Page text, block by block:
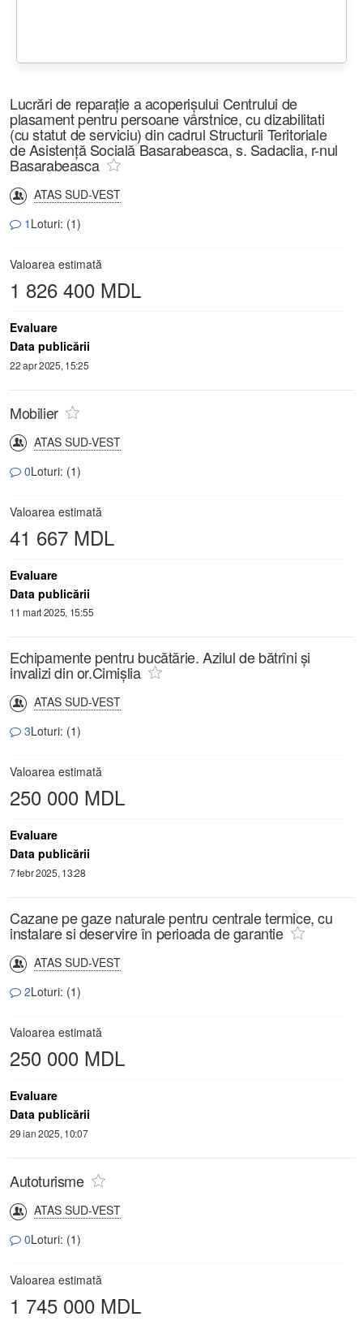
Lucrări de reparație a acoperișului Centrului de
plasament pentru persoane vârstnice, cu dizabilitati
(cu statut de serviciu) din cadrul Structurii Teritoriale
de Asistență Socială Basarabeasca, s. Sadaclia, r-nul
Basarabeasca
ATAS SUD-VEST
1 Loturi: (1)
Valoarea estimată
1 826 400 MDL
Evaluare
Data publicării
22 apr 2025, 15:25
Mobilier
ATAS SUD-VEST
0Loturi: (1)
Valoarea estimată
41 667 MDL
Evaluare
Data publicării
11 mart 2025, 15:55
Echipamente pentru bucătărie. Azilul de bătrîni și
invalizi din or.Cimișlia
ATAS SUD-VEST
3Loturi: (1)
Valoarea estimată
250 000 MDL
Evaluare
Data publicării
7 febr 2025, 13:28
Cazane pe gaze naturale pentru centrale termice, cu
instalare si deservire în perioada de garantie
ATAS SUD-VEST
2Loturi: (1)
Valoarea estimată
250 000 MDL
Evaluare
Data publicării
29 ian 2025, 10:07
Autoturisme
ATAS SUD-VEST
0Loturi: (1)
Valoarea estimată
1 745 000 MDL